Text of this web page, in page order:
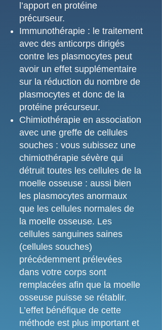
l’apport en protéine
précurseur.
Immunothérapie : le traitement
avec des anticorps dirigés
contre les plasmocytes peut
avoir un effet supplémentaire
sur la réduction du nombre de
plasmocytes et donc de la
protéine précurseur.
Chimiothérapie en association
avec une greffe de cellules
souches : vous subissez une
chimiothérapie sévère qui
détruit toutes les cellules de la
moelle osseuse : aussi bien
les plasmocytes anormaux
que les cellules normales de
la moelle osseuse. Les
cellules sanguines saines
(cellules souches)
précédemment prélevées
dans votre corps sont
remplacées afin que la moelle
osseuse puisse se rétablir.
L’effet bénéfique de cette
méthode est plus important et